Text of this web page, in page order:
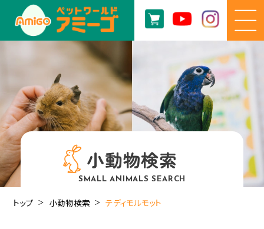
小動物検索
SMALL ANIMALS SEARCH
トップ 小動物検索 テディモルモット